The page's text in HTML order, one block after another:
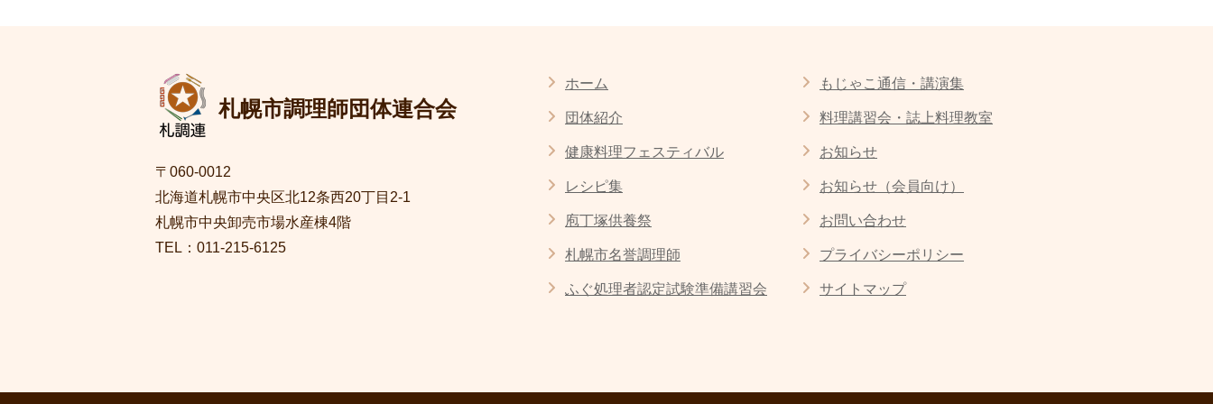
札幌市調理師団体連合会
〒060-0012
北海道札幌市中央区北12条西20丁目2-1
札幌市中央卸売市場水産棟4階
TEL：011-215-6125
ホーム
団体紹介
健康料理フェスティバル
レシピ集
庖丁塚供養祭
札幌市名誉調理師
ふぐ処理者認定試験準備講習会
もじゃこ通信・講演集
料理講習会・誌上料理教室
お知らせ
お知らせ（会員向け）
お問い合わせ
プライバシーポリシー
サイトマップ